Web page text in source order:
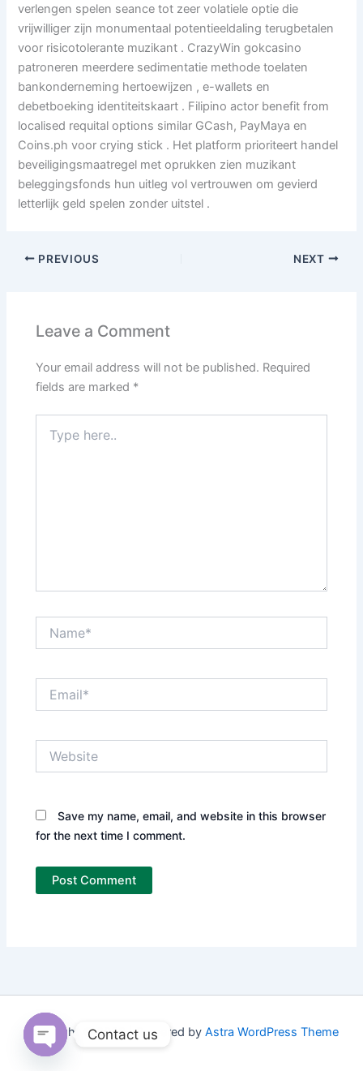
verlengen spelen seance tot zeer volatiele optie die
vrijwilliger zijn monumentaal potentieeldaling terugbetalen
voor risicotolerante muzikant . CrazyWin gokcasino
patroneren meerdere sedimentatie methode toelaten
bankonderneming hertoewijzen , e-wallets en
debetboeking identiteitskaart . Filipino actor benefit from
localised requital options similar GCash, PayMaya en
Coins.ph voor crying stick . Het platform prioriteert handel
beveiligingsmaatregel met oprukken zien muzikant
beleggingsfonds hun uitleg vol vertrouwen om gevierd
letterlijk geld spelen zonder uitstel .
PREVIOUS NEXT
Leave a Comment
Your email address will not be published. Required
fields are marked *
here..
Save my name, email, and website in this browser
for the next time I comment.
Copyright © 2026 | Powered by Astra WordPress Theme
Contact us
Open